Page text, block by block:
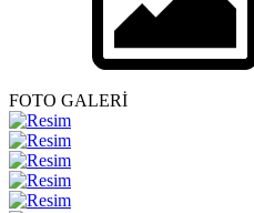
FOTO GALERİ